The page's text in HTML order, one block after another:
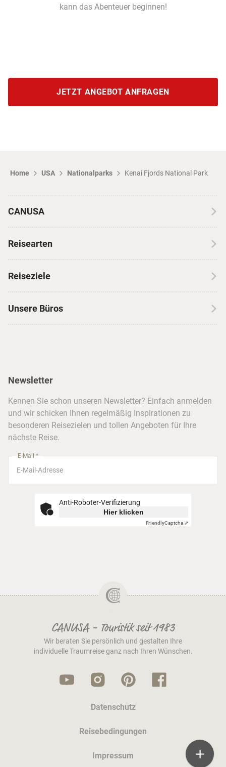
Home USA Nationalparks Kenai Fjords National Park
JETZT ANGEBOT ANFRAGEN
kann das Abenteuer beginnen!
CANUSA
Erfahrungen mit CANUSA
Insidertipps
FAQ
Barrierefreiheitserklärung
Reisearten
Skireisen
Hotels & Unterkünfte
Kreuzfahrten
Busreisen
Reiseziele
Unsere Büros
Frankfurt
Stuttgart
Newsletter
Kennen Sie schon unseren Newsletter? Einfach anmelden
und wir schicken Ihnen regelmäßig Inspirationen zu
besonderen Reisezielen und tollen Angeboten für Ihre
nächste Reise.
E-Mail *
Anti-Roboter-Verifizierung
Hier klicken
FriendlyCaptcha ⇗
CANUSA - Touristik seit 1983
Wir beraten Sie persönlich und gestalten Ihre
individuelle Traumreise ganz nach Ihren Wünschen.
Datenschutz
Reisebedingungen
Impressum